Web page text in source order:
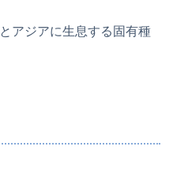
アジアに生息する固有種